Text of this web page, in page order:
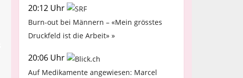
20:12 Uhr
Burn-out bei Männern – «Mein grösstes
Druckfeld ist die Arbeit» »
20:06 Uhr
Auf Medikamente angewiesen: Marcel